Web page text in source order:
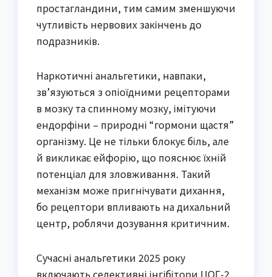
простагландини, тим самим зменшуючи
чутливість нервових закінчень до
подразників.
Наркотичні анальгетики, навпаки,
зв’язуються з опіоїдними рецепторами
в мозку та спинному мозку, імітуючи
ендорфіни – природні “гормони щастя”
організму. Це не тільки блокує біль, але
й викликає ейфорію, що пояснює їхній
потенціал для зловживання. Такий
механізм може пригнічувати дихання,
бо рецептори впливають на дихальний
центр, роблячи дозування критичним.
Сучасні анальгетики 2025 року